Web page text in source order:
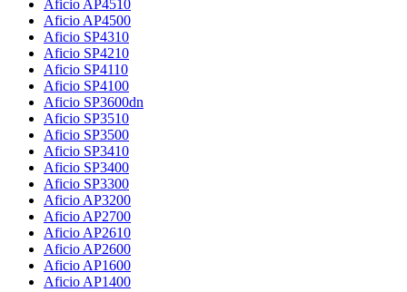
Aficio AP4510
Aficio AP4500
Aficio SP4310
Aficio SP4210
Aficio SP4110
Aficio SP4100
Aficio SP3600dn
Aficio SP3510
Aficio SP3500
Aficio SP3410
Aficio SP3400
Aficio SP3300
Aficio AP3200
Aficio AP2700
Aficio AP2610
Aficio AP2600
Aficio AP1600
Aficio AP1400